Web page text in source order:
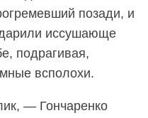
позади, и
иссушающе
подрагивая,
всполохи.
— Гончаренко